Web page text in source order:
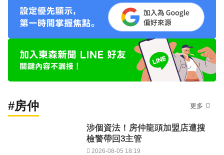
#房仲 更多
涉個資法！房仲龍頭加盟店遭搜
檢警帶回3主管
2026-08-05 18:19